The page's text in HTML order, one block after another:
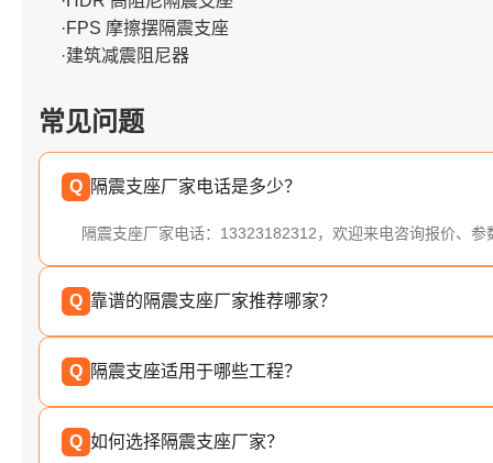
·FPS 摩擦摆隔震支座
·建筑减震阻尼器
常见问题
Q 隔震支座厂家电话是多少？
隔震支座厂家电话：13323182312，欢迎来电咨询报价、参
Q 靠谱的隔震支座厂家推荐哪家？
Q 隔震支座适用于哪些工程？
Q 如何选择隔震支座厂家？